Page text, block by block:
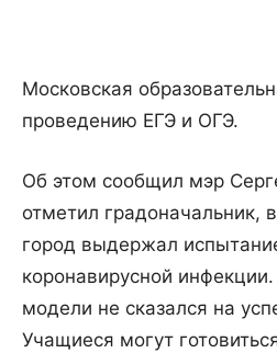
Московская
проведению ЕГЭ и ОГЭ.
Об этом сообщил мэр
отметил градоначальник,
город выдержал
коронавирусной
модели не сказался на
Учащиеся могут